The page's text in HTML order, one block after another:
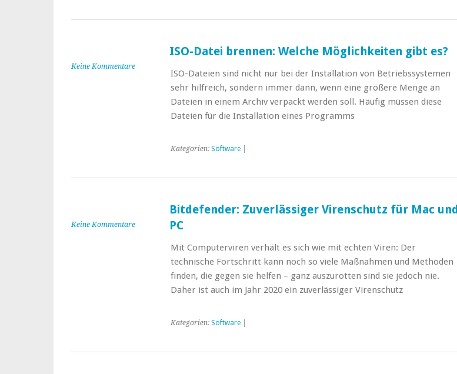
Keine Kommentare
ISO-Datei brennen: Welche Möglichkeiten gibt es?
ISO-Dateien sind nicht nur bei der Installation von Betriebssystemen
sehr hilfreich, sondern immer dann, wenn eine größere Menge an
Dateien in einem Archiv verpackt werden soll. Häufig müssen diese
Dateien für die Installation eines Programms
Kategorien: Software|
Keine Kommentare
Bitdefender: Zuverlässiger Virenschutz für Mac und
PC
Mit Computerviren verhält es sich wie mit echten Viren: Der
technische Fortschritt kann noch so viele Maßnahmen und Methoden
finden, die gegen sie helfen – ganz auszurotten sind sie jedoch nie.
Daher ist auch im Jahr 2020 ein zuverlässiger Virenschutz
Kategorien: Software|